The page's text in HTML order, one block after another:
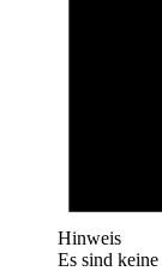
Hinweis
Es sind